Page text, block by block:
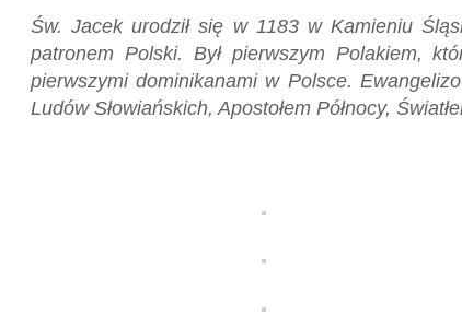
Św. Jacek urodził się w 1183 w Kamieniu
patronem Polski. Był pierwszym Polakiem,
pierwszymi dominikanami w Polsce.
Ludów Słowiańskich, Apostołem Północy,